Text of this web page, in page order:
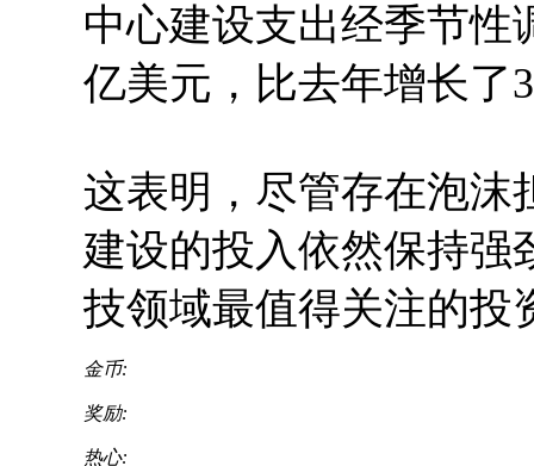
中心建设支出经季节性
亿美元，比去年增长了
这表明，尽管存在泡沫
建设的投入依然保持强
技领域最值得关注的投
金币:
奖励:
热心: